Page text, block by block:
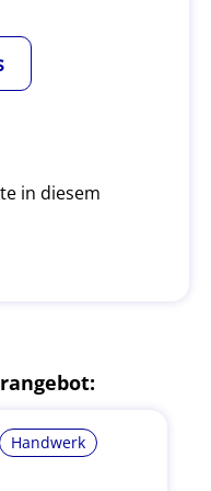
in diesem
Handwerk